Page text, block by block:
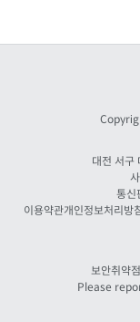
대전 서구
통신
이용약관개인정보처리방
보안취약
Please